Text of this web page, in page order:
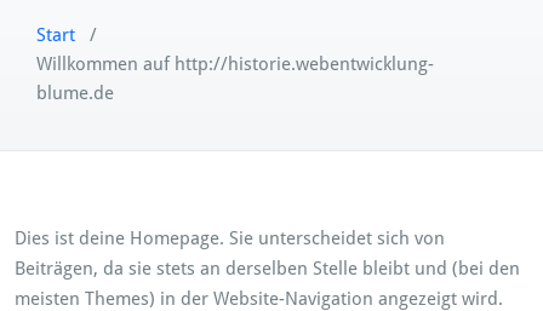
Start /
Willkommen auf http://historie.webentwicklung-
blume.de
Dies ist deine Homepage. Sie unterscheidet sich von
Beiträgen, da sie stets an derselben Stelle bleibt und (bei den
meisten Themes) in der Website-Navigation angezeigt wird.